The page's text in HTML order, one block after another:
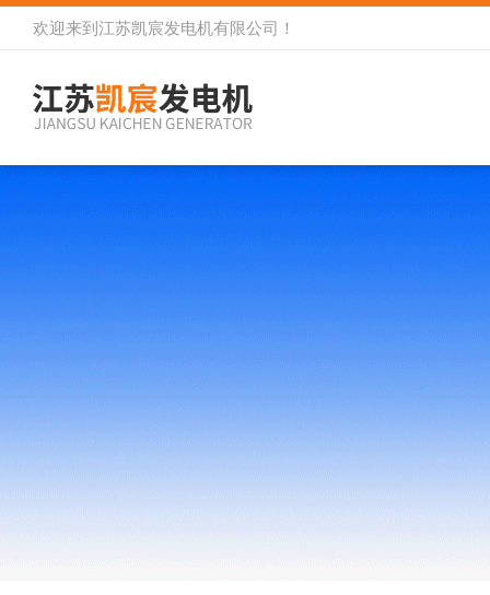
欢迎来到 江苏凯宸发电机有限公司 ！